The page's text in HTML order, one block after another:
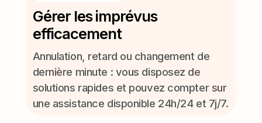
Gérer les imprévus
efficacement
Annulation, retard ou changement de
dernière minute : vous disposez de
solutions rapides et pouvez compter sur
une assistance disponible 24h/24 et 7j/7.